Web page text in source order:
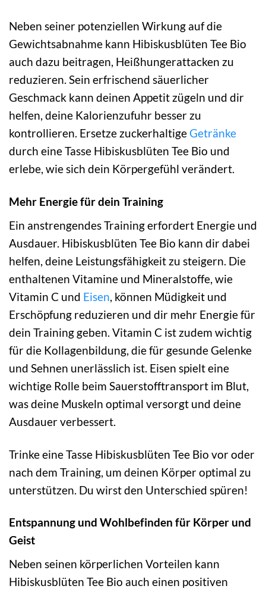
Neben seiner potenziellen Wirkung auf die
Gewichtsabnahme kann Hibiskusblüten Tee Bio
auch dazu beitragen, Heißhungerattacken zu
reduzieren. Sein erfrischend säuerlicher
Geschmack kann deinen Appetit zügeln und dir
helfen, deine Kalorienzufuhr besser zu
kontrollieren. Ersetze zuckerhaltigeGetränke
durch eine Tasse Hibiskusblüten Tee Bio und
erlebe, wie sich dein Körpergefühl verändert.
Mehr Energie für dein Training
Ein anstrengendes Training erfordert Energie und
Ausdauer. Hibiskusblüten Tee Bio kann dir dabei
helfen, deine Leistungsfähigkeit zu steigern. Die
enthaltenen Vitamine und Mineralstoffe, wie
Vitamin C und Eisen , können Müdigkeit und
Erschöpfung reduzieren und dir mehr Energie für
dein Training geben. Vitamin C ist zudem wichtig
für die Kollagenbildung, die für gesunde Gelenke
und Sehnen unerlässlich ist. Eisen spielt eine
wichtige Rolle beim Sauerstofftransport im Blut,
was deine Muskeln optimal versorgt und deine
Ausdauer verbessert.
Trinke eine Tasse Hibiskusblüten Tee Bio vor oder
nach dem Training, um deinen Körper optimal zu
unterstützen. Du wirst den Unterschied spüren!
Entspannung und Wohlbefinden für Körper und
Geist
Neben seinen körperlichen Vorteilen kann
Hibiskusblüten Tee Bio auch einen positiven